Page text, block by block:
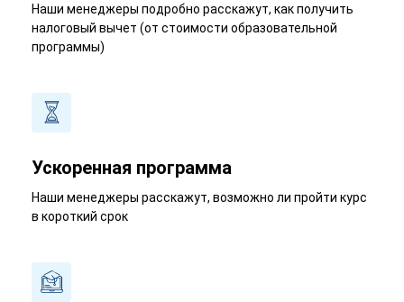
Наши менеджеры подробно расскажут, как получить
налоговый вычет (от стоимости образовательной
программы)
Ускоренная программа
Наши менеджеры расскажут, возможно ли пройти курс
в короткий срок